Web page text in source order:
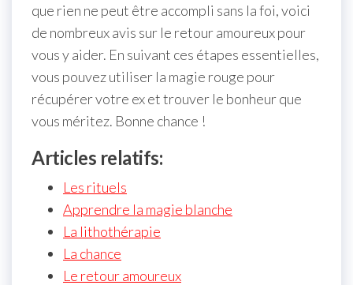
que rien ne peut être accompli sans la foi, voici
de nombreux avis sur le retour amoureux pour
vous y aider. En suivant ces étapes essentielles,
vous pouvez utiliser la magie rouge pour
récupérer votre ex et trouver le bonheur que
vous méritez. Bonne chance !
Articles relatifs:
Les rituels
Apprendre la magie blanche
La lithothérapie
La chance
Le retour amoureux